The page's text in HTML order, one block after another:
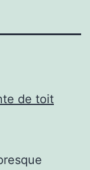
de toit